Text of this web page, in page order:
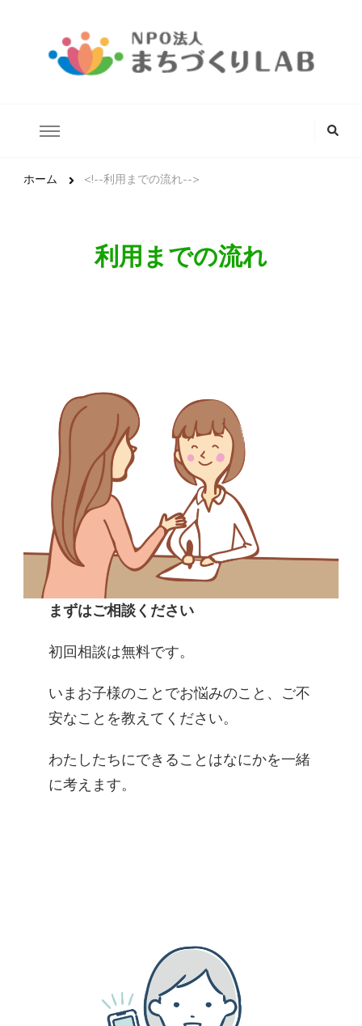
探
か
?
ホーム <!--利用までの流れ-->
利用までの流れ
まずはご相談ください
初回相談は無料です。
いまお子様のことでお悩みのこと、ご不
安なことを教えてください。
​わたしたちにできることはなにかを一緒
に考えます。